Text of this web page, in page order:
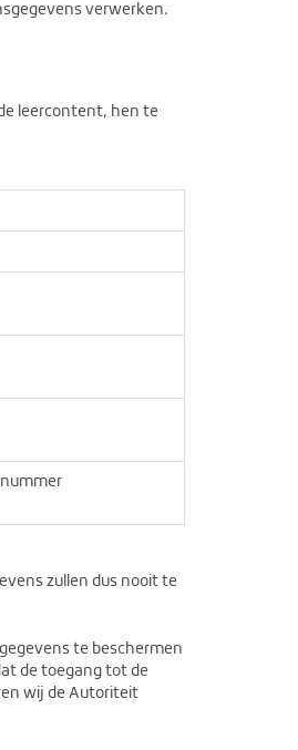
verwerken.
leercontent, hen te
zullen dus nooit te
te beschermen
de toegang tot de
wij de Autoriteit